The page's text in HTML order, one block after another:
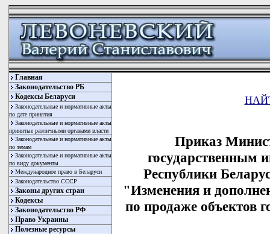
Главная
Законодательство РБ
Кодексы Беларуси
Законодательные и нормативные акты
по дате принятия
Законодательные и нормативные акты
принятые различными органами власти
Законодательные и нормативные акты
по темам
Законодательные и нормативные акты
по виду документы
Международное право в Беларуси
Законодательство СССР
Законы других стран
Кодексы
Законодательство РФ
Право Украины
Полезные ресурсы
Приказ
государственным
Республики
"Изменения и
по продаже объектов